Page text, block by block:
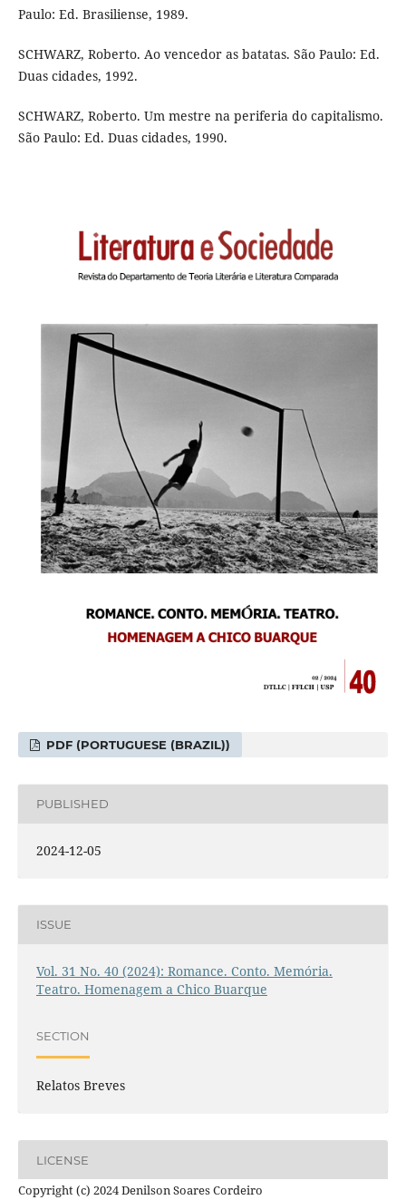
Paulo: Ed. Brasiliense, 1989.
SCHWARZ, Roberto. Ao vencedor as batatas. São Paulo: Ed.
Duas cidades, 1992.
SCHWARZ, Roberto. Um mestre na periferia do capitalismo.
São Paulo: Ed. Duas cidades, 1990.
PDF (PORTUGUESE (BRAZIL))
PUBLISHED
2024-12-05
ISSUE
Vol. 31 No. 40 (2024): Romance. Conto. Memória.
Teatro. Homenagem a Chico Buarque
SECTION
Relatos Breves
LICENSE
Copyright (c) 2024 Denilson Soares Cordeiro